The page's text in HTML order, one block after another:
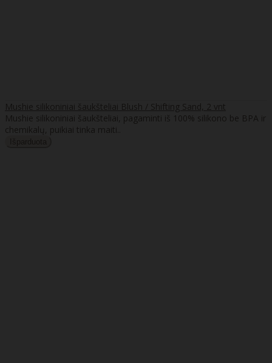
Mushie silikoniniai šaukšteliai Blush / Shifting Sand, 2 vnt
Mushie silikoniniai šaukšteliai, pagaminti iš 100% silikono be BPA ir
chemikalų, puikiai tinka maiti..